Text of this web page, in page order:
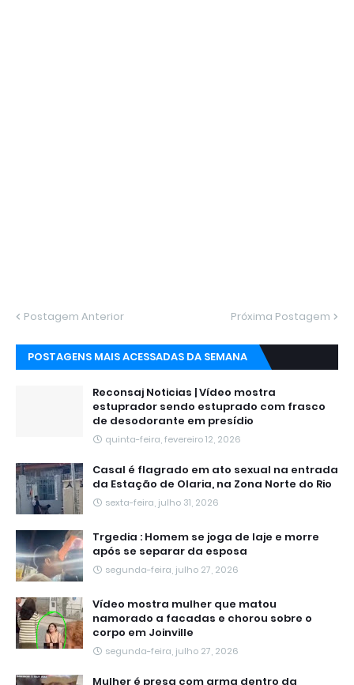
Postagem Anterior Próxima Postagem
POSTAGENS MAIS ACESSADAS DA SEMANA
Reconsaj Noticias | Vídeo mostra
estuprador sendo estuprado com frasco
de desodorante em presídio
quinta-feira, fevereiro 12, 2026
Casal é flagrado em ato sexual na entrada
da Estação de Olaria, na Zona Norte do Rio
sexta-feira, julho 31, 2026
Trgedia : Homem se joga de laje e morre
após se separar da esposa
segunda-feira, julho 27, 2026
Vídeo mostra mulher que matou
namorado a facadas e chorou sobre o
corpo em Joinville
segunda-feira, julho 27, 2026
Mulher é presa com arma dentro da